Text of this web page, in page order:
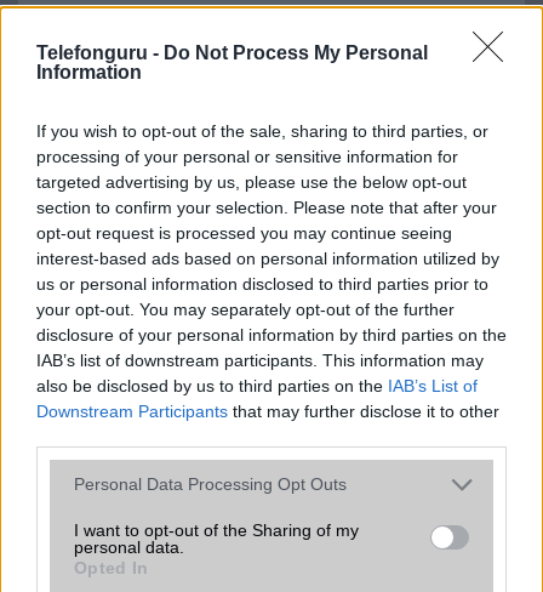
Telefonguru - Do Not Process My Personal
Information
If you wish to opt-out of the sale, sharing to third parties, or
processing of your personal or sensitive information for
targeted advertising by us, please use the below opt-out
section to confirm your selection. Please note that after your
opt-out request is processed you may continue seeing
interest-based ads based on personal information utilized by
us or personal information disclosed to third parties prior to
your opt-out. You may separately opt-out of the further
disclosure of your personal information by third parties on the
IAB’s list of downstream participants. This information may
also be disclosed by us to third parties on the IAB’s List of
Downstream Participants that may further disclose it to other
Please note that this website/app uses one or more Google
not limited to your visit or usage behaviour. You may click to
grant or deny consent to Google and its third-party tags to
use your data for below specified purposes in below Google
Personal Data Processing Opt Outs
I want to opt-out of the Sharing of my
personal data.
Opted In
2026.06.30| Phone Arena
A One UI 9 érkezése új mesterséges intelligencia-
funkciókat és továbbfejlesztett kezelőfelületet hoz,
iPhone 18 bemutató dátum - ekkor
rántja le a leplet az Apple az új
csúcsmobilokról
2026.06.29| Phone Arena
A szeptemberi eseményen az iPhone 18 Pro modellek
mellett a régóta pletykált hajlítható iPhone Ultra is
bemutatkozhat, miközben az áremelésekről szóló
találgatások továbbra is beárnyékolják a rajtot.
Az Android rejtett automatizmusai: hat
funkció, amely észrevétlenül könnyíti
meg a mindennapokat
2026.06.14
| Android Police
Sok felhasználó külön alkalmazásokra esküszik, pedig az
Android már évek óta olyan intelligens funkciókat kínál,
amelyek maguktól dolgoznak a háttérben.